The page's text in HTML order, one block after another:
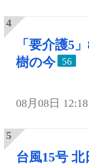
「要介護5
樹の今
56
08月08日 12:18
台風15号